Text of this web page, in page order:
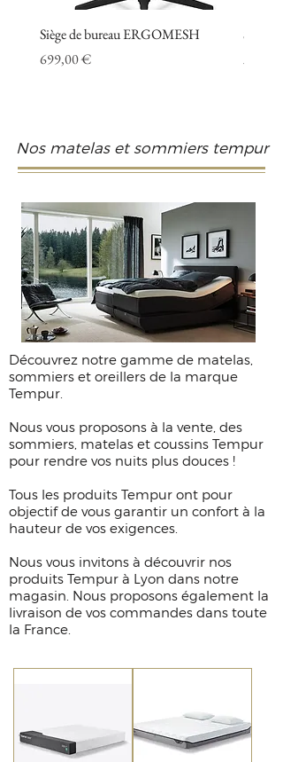
Siège de bureau ERGOMESH
Prix
699,00 €
Siège
À partir
Nos matelas et sommiers tempur
Découvrez notre gamme de matelas,
sommiers et oreillers de la marque
Tempur.
Nous vous proposons à la vente, des
sommiers, matelas et coussins Tempur
pour rendre vos nuits plus douces !
Tous les produits Tempur ont pour
objectif de vous garantir un confort à la
hauteur de vos exigences.
Nous vous invitons à découvrir nos
produits Tempur à Lyon dans notre
magasin. Nous proposons également la
livraison de vos commandes dans toute
la France.